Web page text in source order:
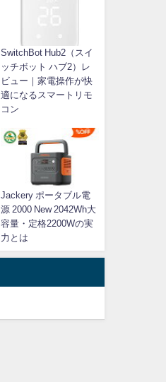
SwitchBot Hub2（スイ
ッチボット ハブ2）レ
ビュー｜家電操作が快
適になるスマートリモ
コン
Jackery ポータブル電
源 2000 New 2042Wh大
容量・定格2200Wの実
力とは